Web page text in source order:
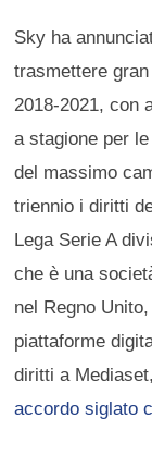
Sky ha
trasmettere
2018-2021, con
a stagione per
del massimo
triennio i diritti
Lega Serie A
che è una
nel Regno
piattaforme
diritti a
accordo siglato